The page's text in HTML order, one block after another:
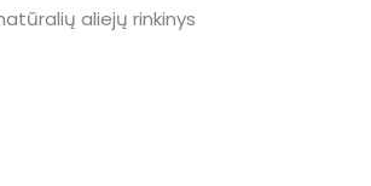
aliejų rinkinys